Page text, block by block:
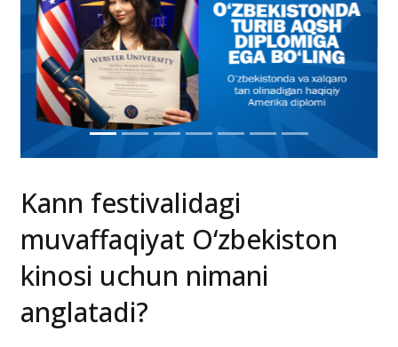
Kann festivalidagi
muvaffaqiyat O‘zbekiston
kinosi uchun nimani
anglatadi?